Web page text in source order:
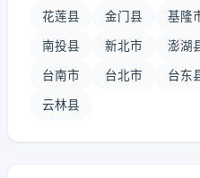
花莲县 金门县 基隆
南投县 新北市 澎湖
台南市 台北市 台东
云林县